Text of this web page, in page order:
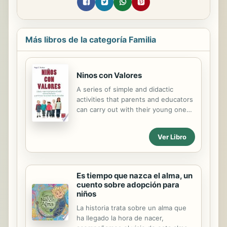
Más libros de la categoría Familia
Ninos con Valores
A series of simple and didactic
activities that parents and educators
can carry out with their young ones
featured in this indispensable
parenting book. The exercises are
Parents, for their part, learn how to
teach positive thinking, broach the
foster constructive values in their
children. Una serie de actividades
Ver Libro
Es tiempo que nazca el alma, un
cuento sobre adopción para
niños
La historia trata sobre un alma que
ha llegado la hora de nacer,